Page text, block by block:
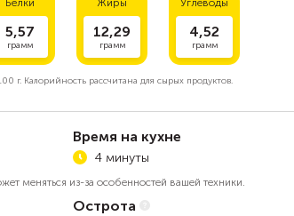
Белки
5,57
грамм
Жиры
12,29
грамм
Углеводы
4,52
грамм
г.Калорийность рассчитана для сырых продуктов.
Время на кухне
4 минуты
меняться из-за особенностей вашей техники.
Острота